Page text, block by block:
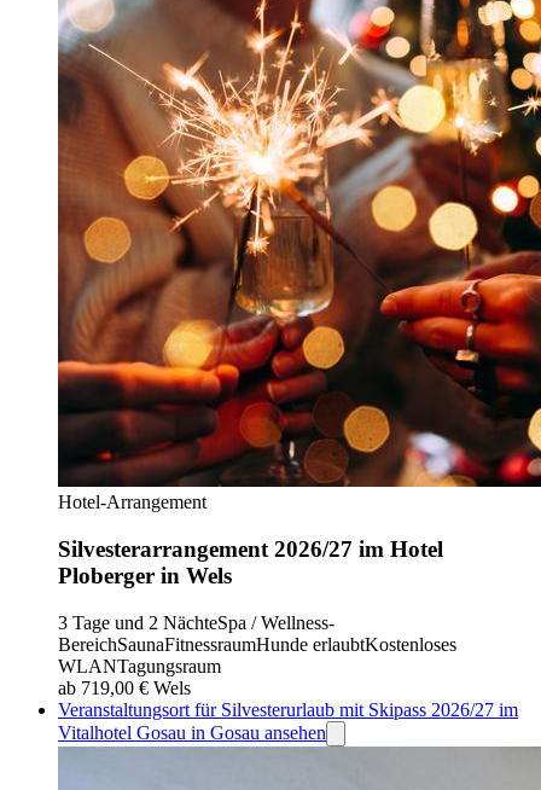
Hotel-Arrangement
Silvesterarrangement 2026/27 im Hotel
Ploberger in Wels
3 Tage und 2 NächteSpa / Wellness-
BereichSaunaFitnessraumHunde erlaubtKostenloses
WLANTagungsraum
ab 719,00 € Wels
Veranstaltungsort für Silvesterurlaub mit Skipass 2026/27 im
Vitalhotel Gosau in Gosau ansehen